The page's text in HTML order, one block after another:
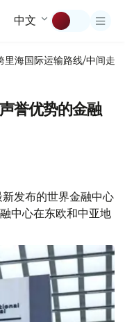
中文
里海国际运输路线/中间走廊
誉优势的金融
发布的世界金融中心
中心在东欧和中亚地